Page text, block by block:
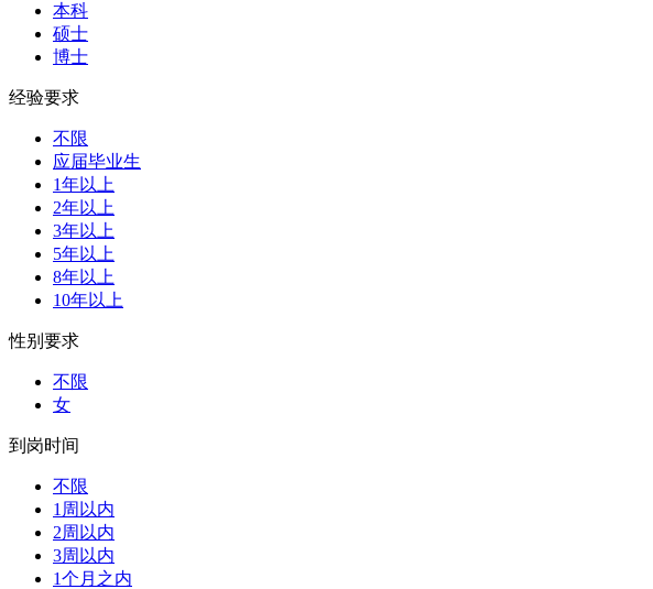
本科
硕士
博士
经验要求
不限
应届毕业生
1年以上
2年以上
3年以上
5年以上
8年以上
10年以上
性别要求
不限
女
到岗时间
不限
1周以内
2周以内
3周以内
1个月之内